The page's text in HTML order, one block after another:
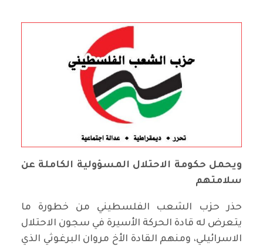
ويحمل حكومة الاحتلال المسؤولية الكاملة عن
سلامتهم
حذر حزب الشعب الفلسطيني من خطورة ما
يتعرض له قادة الحركة الأسيرة في سجون الاحتلال
الاسرائيلي، ومنهم القادة الأخ مروان البرغوثي الذي